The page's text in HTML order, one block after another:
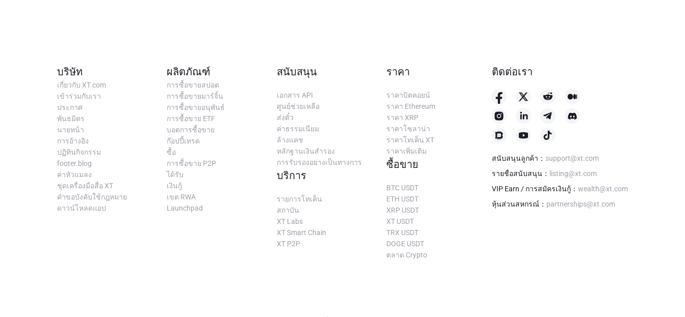
บริษัท
เกี่ยวกับ XT.com
เข้าร่วมกับเรา
ประกาศ
พันธมิตร
นายหน้า
การอ้างอิง
ปฏิทินกิจกรรม
footer.blog
ค่าหัวแมลง
ชุดเครื่องมือสื่อ XT
คำขอบังคับใช้กฎหมาย
ดาวน์โหลดแอป
ผลิตภัณฑ์
การซื้อขายสปอต
การซื้อขายมาร์จิ้น
การซื้อขายอนุพันธ์
การซื้อขาย ETF
บอตการซื้อขาย
ก๊อปปี้เทรด
ซื้อ
การซื้อขาย P2P
ได้รับ
เงินกู้
เขต RWA
Launchpad
สนับสนุน
เอกสาร API
ศูนย์ช่วยเหลือ
ส่งตั๋ว
ค่าธรรมเนียม
ล้างแคช
หลักฐานเงินสำรอง
การรับรองอย่างเป็นทางการ
บริการ
รายการโทเค็น
สถาบัน
XT Labs
XT Smart Chain
XT P2P
ราคา
ราคาบิตคอยน์
ราคา Ethereum
ราคา XRP
ราคาโซลาน่า
ราคาโทเค็น XT
ราคาเพิ่มเติม
ซื้อขาย
BTC USDT
ETH USDT
XRP USDT
XT USDT
TRX USDT
DOGE USDT
ตลาด Crypto
ติดต่อเรา
สนับสนุนลูกค้า ： support@xt.com
รายชื่อสนับสนุน ：
listing@xt.com
VIP Earn / การสมัครเงินกู้ ： wealth@xt.com
หุ้นส่วนสหกรณ์ ： partnerships@xt.com